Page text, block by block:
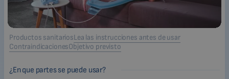
Productos sanitariosLea las instrucciones antes de usar
ContraindicacionesObjetivo previsto
¿En que partes se puede usar?